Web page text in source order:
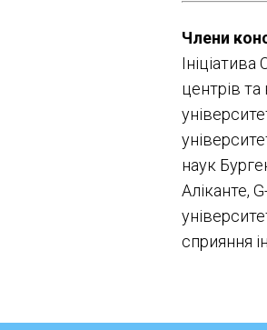
Члени
Ініціатива
центрів
наук
Аліканте,
сприяння